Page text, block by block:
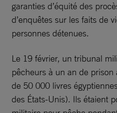
garanties d’équité des
d’enquêtes sur les faits de
personnes détenues.
Le 19 février, un tribunal
pêcheurs à un an de prison
de 50 000 livres
des États-Unis). Ils étaient